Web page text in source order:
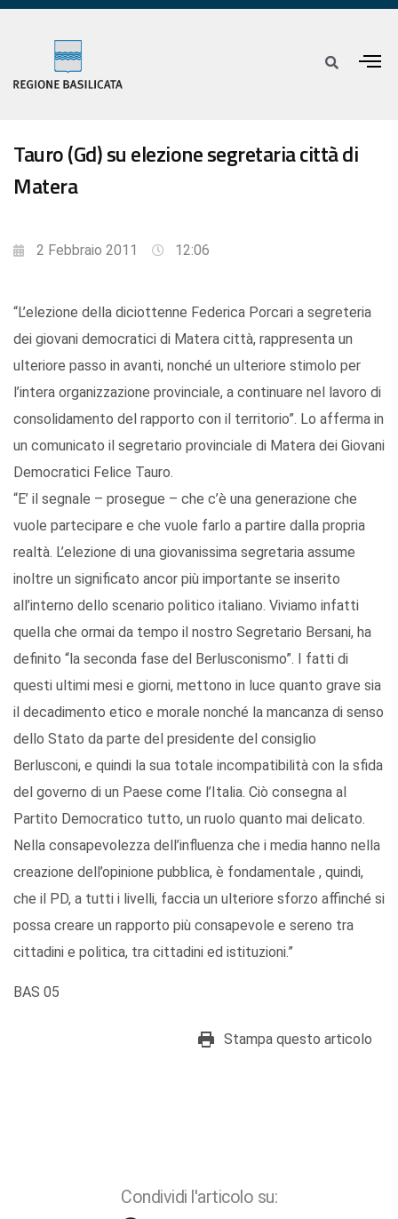
Tauro (Gd) su elezione segretaria città di
Matera
2 Febbraio 2011 12:06
“L’elezione della diciottenne Federica Porcari a segreteria
dei giovani democratici di Matera città, rappresenta un
ulteriore passo in avanti, nonché un ulteriore stimolo per
l’intera organizzazione provinciale, a continuare nel lavoro di
consolidamento del rapporto con il territorio”. Lo afferma in
un comunicato il segretario provinciale di Matera dei Giovani
Democratici Felice Tauro.
“E’ il segnale – prosegue – che c’è una generazione che
vuole partecipare e che vuole farlo a partire dalla propria
realtà. L’elezione di una giovanissima segretaria assume
inoltre un significato ancor più importante se inserito
all’interno dello scenario politico italiano. Viviamo infatti
quella che ormai da tempo il nostro Segretario Bersani, ha
definito “la seconda fase del Berlusconismo”. I fatti di
questi ultimi mesi e giorni, mettono in luce quanto grave sia
il decadimento etico e morale nonché la mancanza di senso
dello Stato da parte del presidente del consiglio
Berlusconi, e quindi la sua totale incompatibilità con la sfida
del governo di un Paese come l’Italia. Ciò consegna al
Partito Democratico tutto, un ruolo quanto mai delicato.
Nella consapevolezza dell’influenza che i media hanno nella
creazione dell’opinione pubblica, è fondamentale , quindi,
che il PD, a tutti i livelli, faccia un ulteriore sforzo affinché si
possa creare un rapporto più consapevole e sereno tra
cittadini e politica, tra cittadini ed istituzioni.”
BAS 05
Stampa questo articolo
Condividi l'articolo su: